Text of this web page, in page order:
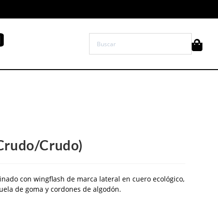
Crudo)
con wingflash de marca lateral en cuero ecológico,
de goma y cordones de algodón.